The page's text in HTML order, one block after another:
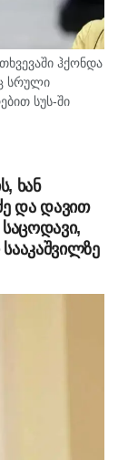
ისე
წერს
ტვ
ჰქონდა
სრული
სუს-ში
რომ
ხან
და დავით